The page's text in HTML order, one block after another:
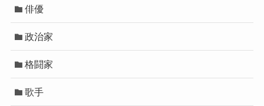
俳優
政治家
格闘家
歌手